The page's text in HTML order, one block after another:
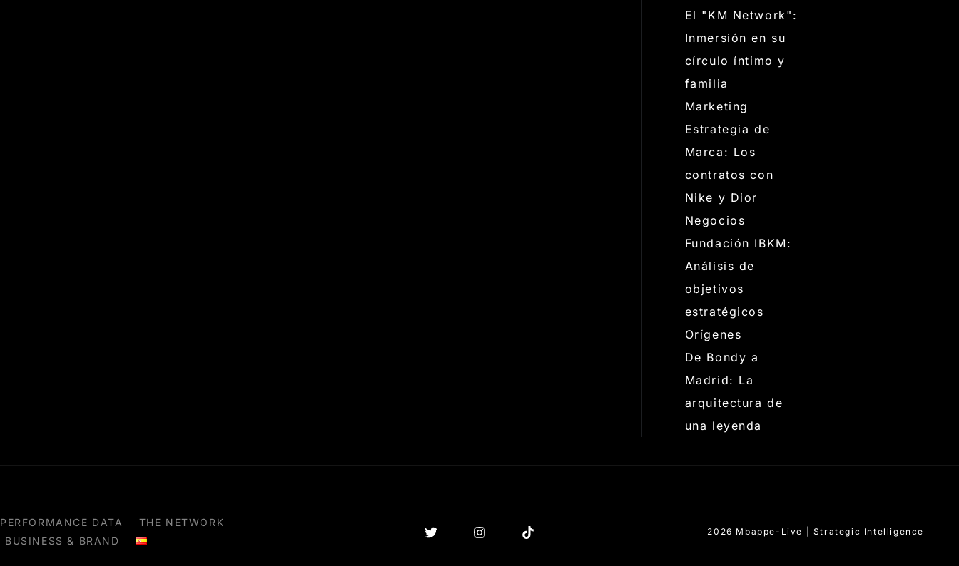
El "KM Network":
Inmersión en su
círculo íntimo y
familia
Marketing
Estrategia de
Marca: Los
contratos con
Nike y Dior
Negocios
Fundación IBKM:
Análisis de
objetivos
estratégicos
Orígenes
De Bondy a
Madrid: La
arquitectura de
una leyenda
PERFORMANCE DATA
THE NETWORK
BUSINESS & BRAND
2026 Mbappe-Live | Strategic Intelligence